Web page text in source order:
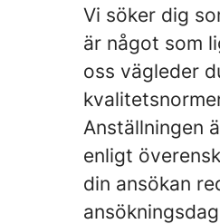
Vi söker dig
är något som
oss vägleder
Anställningen
enligt
din ansökan